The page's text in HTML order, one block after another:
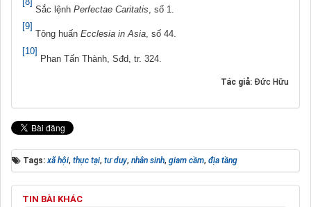
Sắc lệnh Perfectae Caritatis , số 1.
[9]
Tông huấn Ecclesia in Asia, số 44.
[10]
Phan Tấn Thành, Sđd, tr. 324.
Tác giả: Đức Hữu
Tags:xã hội, thực tại, tư duy, nhân sinh, giam cầm, địa tầng
TIN BÀI KHÁC